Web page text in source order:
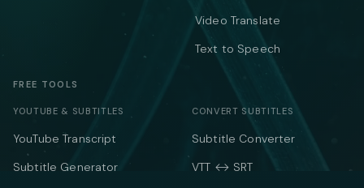
Video Translate
Text to Speech
FREE TOOLS
YOUTUBE & SUBTITLES
YouTube Transcript
Subtitle Generator
CONVERT SUBTITLES
Subtitle Converter
VTT ↔ SRT